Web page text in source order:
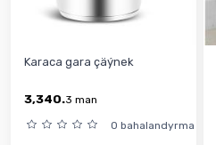
Karaca gara çäýnek
3,340.3 man
0 bahalandyrma